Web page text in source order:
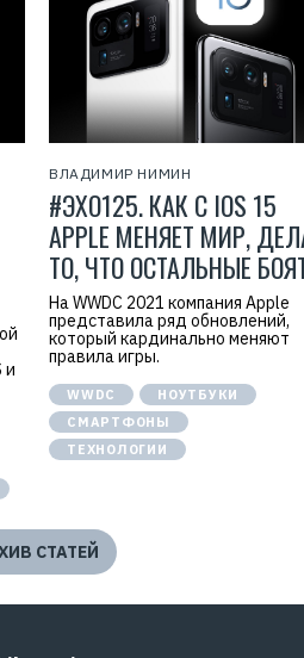
и
ВЛАДИМИР НИМИН
#ЭХО125. КАК С IOS 15
APPLE МЕНЯЕТ МИР,
ТО, ЧТО ОСТАЛЬНЫЕ
На WWDC 2021 компания Apple
представила ряд обновлений,
который кардинально меняют
правила игры.
WWDC
НОУТБУКИ
СМАРТФОНЫ
ТЕХНОЛОГИИ
СТАТЕЙ